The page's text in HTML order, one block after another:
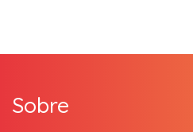
Sobre